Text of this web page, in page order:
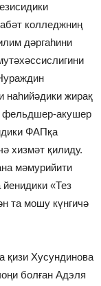
колледжниң
дәргаһини
наһийәдики жирақ
фельдшер-акушер
ФАПқа
хизмәт қилиду.
мәмурийити
«Тез
та мошу күнгичә
қизи Хусундинова
болған Адэля